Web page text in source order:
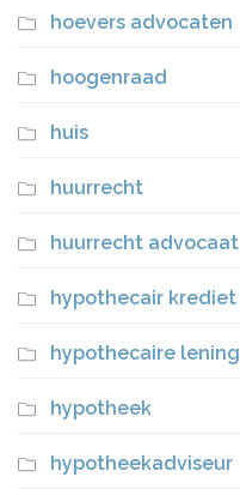
hoevers advocaten
hoogenraad
huis
huurrecht
huurrecht advocaat
hypothecair krediet
hypothecaire lening
hypotheek
hypotheekadviseur